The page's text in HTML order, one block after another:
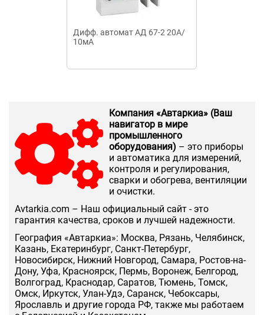
Дифф. автомат АД 67-2 20А/
10мА
Компания «Автаркиа» (Ваш
навигатор в мире
промышленного
оборудования) – это приборы
и автоматика для измерений,
контроля и регулирования,
сварки и обогрева, вентиляции
и очистки.
Аvtarkia.com – Наш официальный сайт - это
гарантия качества, сроков и лучшей надежности.
География «Автаркиа»: Москва, Рязань, Челябинск,
Казань, Екатеринбург, Санкт-Петербург,
Новосибирск, Нижний Новгород, Самара, Ростов-на-
Дону, Уфа, Красноярск, Пермь, Воронеж, Белгород,
Волгоград, Краснодар, Саратов, Тюмень, Томск,
Омск, Иркутск, Улан-Удэ, Саранск, Чебоксары,
Ярославль и другие города РФ, также мы работаем